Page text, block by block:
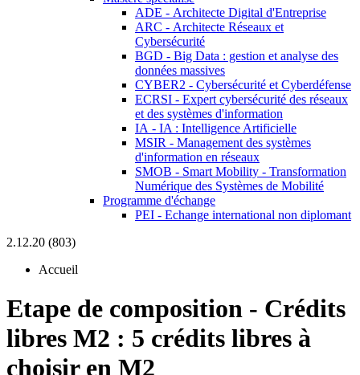
ADE - Architecte Digital d'Entreprise
ARC - Architecte Réseaux et
Cybersécurité
BGD - Big Data : gestion et analyse des
données massives
CYBER2 - Cybersécurité et Cyberdéfense
ECRSI - Expert cybersécurité des réseaux
et des systèmes d'information
IA - IA : Intelligence Artificielle
MSIR - Management des systèmes
d'information en réseaux
SMOB - Smart Mobility - Transformation
Numérique des Systèmes de Mobilité
Programme d'échange
PEI - Echange international non diplomant
2.12.20 (803)
Accueil
Etape de composition - Crédits
libres M2 : 5 crédits libres à
choisir en M2